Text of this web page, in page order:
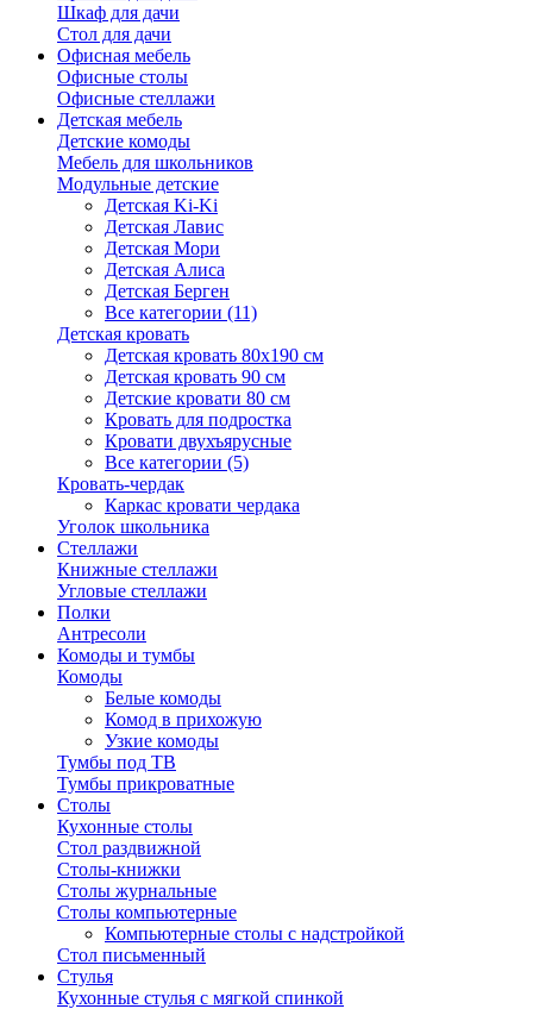
Шкаф для дачи
Стол для дачи
Офисная мебель
Офисные столы
Офисные стеллажи
Детская мебель
Детские комоды
Мебель для школьников
Модульные детские
Детская Ki-Ki
Детская Лавис
Детская Мори
Детская Алиса
Детская Берген
Все категории (11)
Детская кровать
Детская кровать 80х190 см
Детская кровать 90 см
Детские кровати 80 см
Кровать для подростка
Кровати двухъярусные
Все категории (5)
Кровать-чердак
Каркас кровати чердака
Уголок школьника
Стеллажи
Книжные стеллажи
Угловые стеллажи
Полки
Антресоли
Комоды и тумбы
Комоды
Белые комоды
Комод в прихожую
Узкие комоды
Тумбы под ТВ
Тумбы прикроватные
Столы
Кухонные столы
Стол раздвижной
Столы-книжки
Столы журнальные
Столы компьютерные
Компьютерные столы с надстройкой
Стол письменный
Стулья
Кухонные стулья с мягкой спинкой